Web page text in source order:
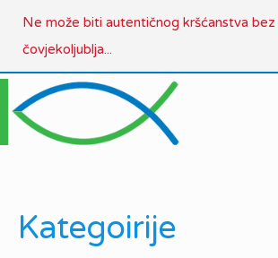
Ne može biti autentičnog kršćanstva bez
čovjekoljublja...
Kategoirije